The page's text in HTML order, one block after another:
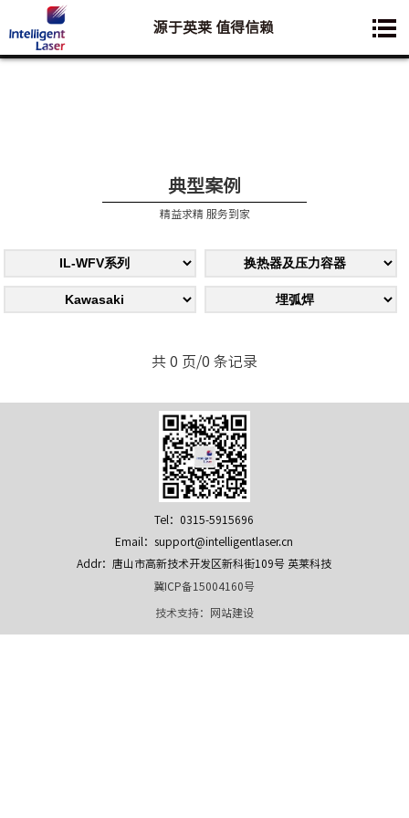
您想要了解的业务是:
源于英莱 值得信赖
典型案例
精益求精 服务到家
共 0 页/0 条记录
Tel：0315-5915696
Email：support@intelligentlaser.cn
Addr：唐山市高新技术开发区新科街109号 英莱科技
冀ICP备15004160号
技术支持： 网站建设